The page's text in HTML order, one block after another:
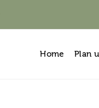
Home Plan